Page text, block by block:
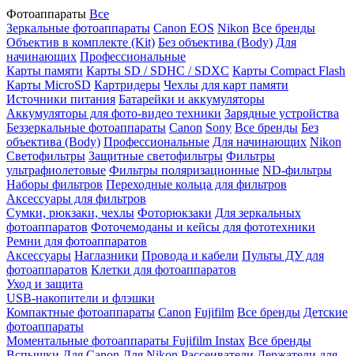
Фотоаппараты Все
Зеркальные фотоаппараты Canon EOS Nikon Все бренды
Объектив в комплекте (Kit) Без объектива (Body) Для
начинающих Профессиональные
Карты памяти Карты SD / SDHC / SDXC Карты Compact Flash
Карты MicroSD Картридеры Чехлы для карт памяти
Источники питания Батарейки и аккумуляторы
Аккумуляторы для фото-видео техники Зарядные устройства
Беззеркальные фотоаппараты Canon Sony Все бренды Без
объектива (Body) Профессиональные Для начинающих Nikon
Светофильтры Защитные светофильтры Фильтры
ультрафиолетовые Фильтры поляризационные ND-фильтры
Наборы фильтров Переходные кольца для фильтров
Аксессуары для фильтров
Сумки, рюкзаки, чехлы Фоторюкзаки Для зеркальных
фотоаппаратов Фоточемоданы и кейсы для фототехники
Ремни для фотоаппаратов
Аксессуары Наглазники Провода и кабели Пульты ДУ для
фотоаппаратов Клетки для фотоаппаратов
Уход и защита
USB-накопители и флэшки
Компактные фотоаппараты Canon Fujifilm Все бренды Детские
фотоаппараты
Моментальные фотоаппараты Fujifilm Instax Все бренды